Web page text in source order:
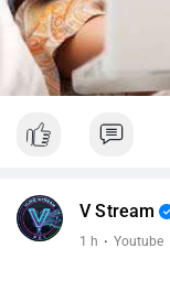
V Stream
1 h · Youtube